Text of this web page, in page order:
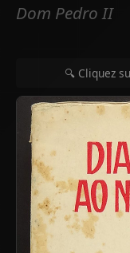
Dom Pedro II
🔍 Cliquez